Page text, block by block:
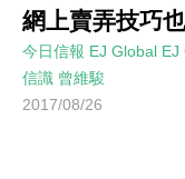
網上賣弄技巧
今日信報 EJ Global EJ
信識 曾維駿
2017/08/26